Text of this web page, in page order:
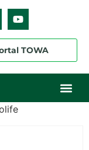
TOWA